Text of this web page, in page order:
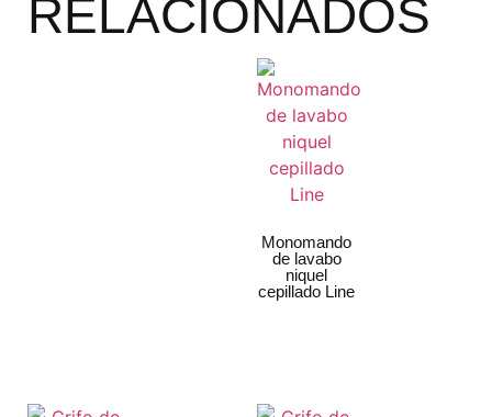
RELACIONADOS
Monomando
de lavabo
niquel
cepillado Line